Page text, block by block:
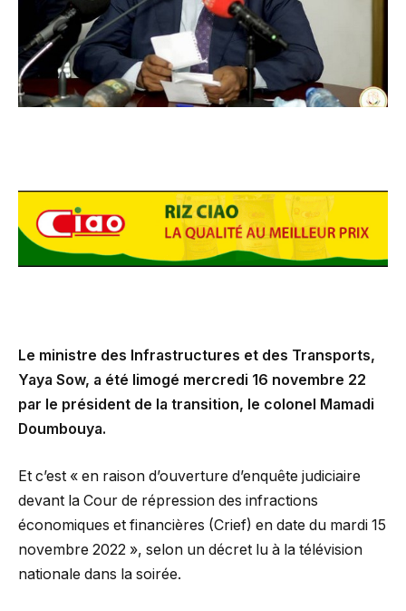
Le ministre des Infrastructures et des Transports,
Yaya Sow, a été limogé mercredi 16 novembre 22
par le président de la transition, le colonel Mamadi
Doumbouya.
Et c’est « en raison d’ouverture d’enquête judiciaire
devant la Cour de répression des infractions
économiques et financières (Crief) en date du mardi 15
novembre 2022 », selon un décret lu à la télévision
nationale dans la soirée.